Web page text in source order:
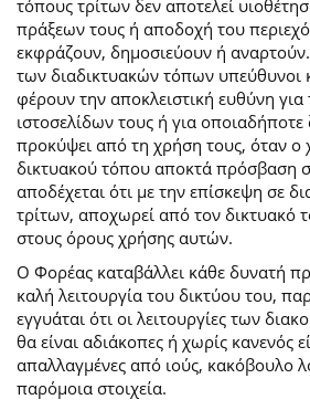
τόπους τρίτων δεν αποτελεί
πράξεων τους ή αποδοχή του
εκφράζουν, δημοσιεύουν ή αναρτούν.
των διαδικτυακών τόπων υπεύθυνοι
φέρουν την αποκλειστική ευθύνη
ιστοσελίδων τους ή για οποιαδήποτε
προκύψει από τη χρήση τους, όταν ο
δικτυακού τόπου αποκτά πρόσβαση
αποδέχεται ότι με την επίσκεψη σε
τρίτων, αποχωρεί από τον δικτυακό
στους όρους χρήσης αυτών.
Ο Φορέας καταβάλλει κάθε δυνατή
καλή λειτουργία του δικτύου του,
εγγυάται ότι οι λειτουργίες των
θα είναι αδιάκοπες ή χωρίς κανενός
απαλλαγμένες από ιούς, κακόβουλο
παρόμοια στοιχεία.